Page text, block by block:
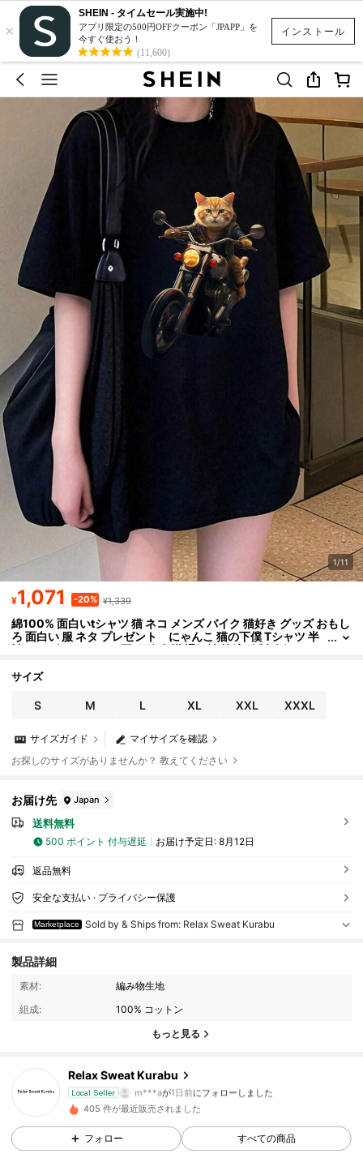
インストール
×
SHEIN - タイムセール実施中!
アプリ限定の500円OFFクーポン「JPAPP」を
今すぐ使おう！
(11,600)
1/11
¥1,071 -20% ¥1,339
綿100% 面白いtシャツ 猫 ネコ メンズ バイク 猫好き グッズ おもし
ろ 面白い 服 ネタ プレゼント にゃんこ 猫の下僕 Tシャツ 半
袖 メンズ レディース 夏服 綿 丸襟 通気性 快適 綿製 人気 おし
サイズ
S M L XL XXL XXXL
マイサイズを確認
サイズガイド
お探しのサイズがありませんか？ 教えてください
お届け先 Japan
送料無料
500 ポイント 付与遅延 お届け予定日: 8月12日
返品無料
安全な支払い · プライバシー保護
Marketplace Sold by & Ships from: Relax Sweat Kurabu
製品詳細
素材:
編み物生地
組成:
100% コットン
もっと見る
Relax Sweat Kurabu
Local Seller
4.79 18 フォロワー
m***aが1日前にフォローしました
405 件が最近販売されました
フォロー すべての商品